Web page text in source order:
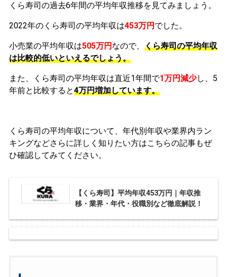
くら寿司の過去6年間の平均年収推移を見てみましょう。
2022年のくら寿司の平均年収は453万円 でした。
小売業の平均年収は505万円 なので、 くら寿司の平均年収
は比較的低いといえるでしょう。
また、くら寿司の平均年収は直近1年間で1万円減少し、5
年前と比較すると4万円増加しています。
くら寿司の平均年収について、年代別年収や業界内ラン
キングなどさらに詳しく知りたい方はこちらの記事もぜ
ひ確認してみてください。
【くら寿司】平均年収453万円｜年収推
移・業界・年代・役職別など徹底解説！